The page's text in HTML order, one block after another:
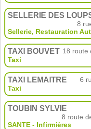
SELLERIE DES
8
Sellerie, Restauration
TAXI BOUVET 18 route
Taxi
TAXI LEMAITRE 6
Taxi
TOUBIN SYLVIE
8 route
SANTE - Infirmières